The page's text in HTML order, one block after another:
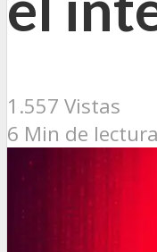
1.557 Vistas
6 Min de lectura